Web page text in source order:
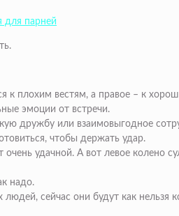
для парней
к плохим вестям, а правое – к
эмоции от встречи.
дружбу или взаимовыгодное
чтобы держать удар.
удачной. А вот левое колено
надо.
сейчас они будут как нельзя